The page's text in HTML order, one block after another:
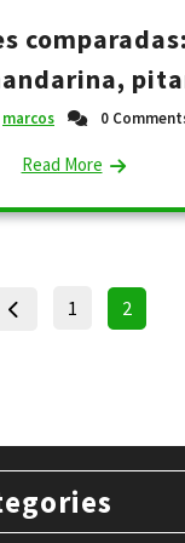
marcos 0
Read More
Posts
Page
1 Page
2